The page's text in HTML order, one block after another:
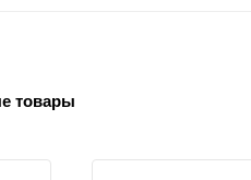
товары